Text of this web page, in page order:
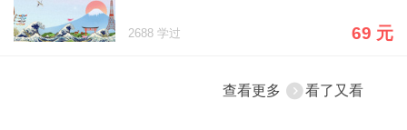
2688 学过 69 元
看了又看
查看更多